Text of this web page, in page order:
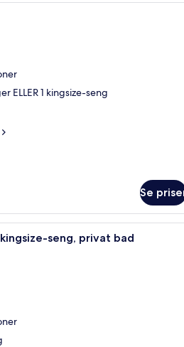
Studiosuite | Allergitestet
ELLER 1 kingsize-seng
Se
Allergitestet sengetøy,
kingsize-seng, privat bad